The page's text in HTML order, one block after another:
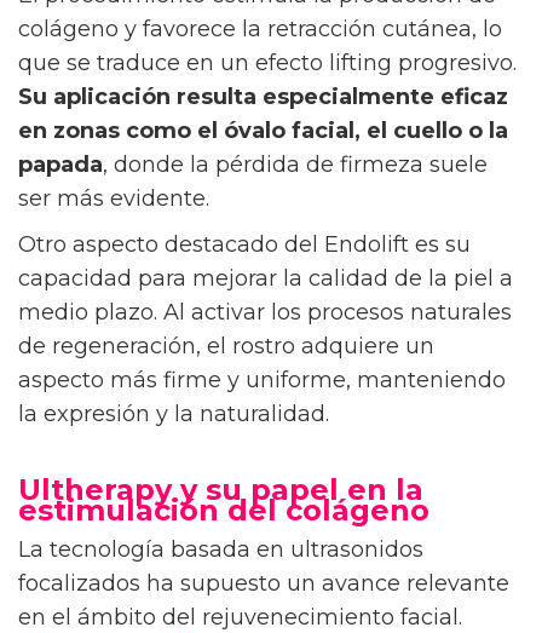
colágeno y favorece la retracción cutánea, lo
que se traduce en un efecto lifting progresivo.
Su aplicación resulta especialmente eficaz
en zonas como el óvalo facial, el cuello o la
papada, donde la pérdida de firmeza suele
ser más evidente.
Otro aspecto destacado del Endolift es su
capacidad para mejorar la calidad de la piel a
medio plazo. Al activar los procesos naturales
de regeneración, el rostro adquiere un
aspecto más firme y uniforme, manteniendo
la expresión y la naturalidad.
Ultherapy y su papel en la
estimulación del colágeno
La tecnología basada en ultrasonidos
focalizados ha supuesto un avance relevante
en el ámbito del rejuvenecimiento facial.